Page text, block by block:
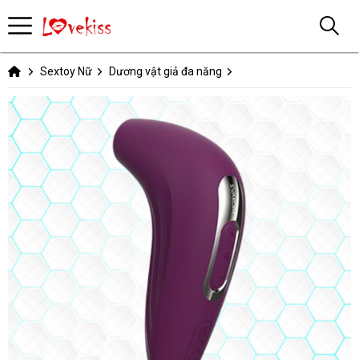
Sextoy Nữ Dương vật giả đa năng